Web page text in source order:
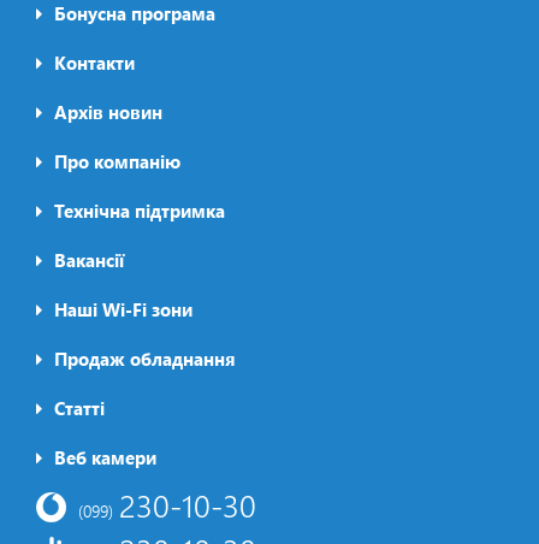
Бонусна програма
Контакти
Архів новин
Футер2
Про компанію
Технічна підтримка
Вакансії
Наші Wi-Fi зони
Продаж обладнання
Футер3
Статті
Веб камери
(099) 230-10-30